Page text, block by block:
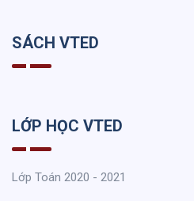
SÁCH VTED
LỚP HỌC VTED
Lớp Toán 2020 - 2021